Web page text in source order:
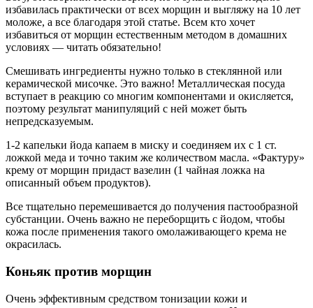
избавилась практически от всех морщин и выгляжу на 10 лет
моложе, а все благодаря этой статье. Всем кто хочет
избавиться от морщин естественным методом в домашних
условиях — читать обязательно!
Смешивать ингредиенты нужно только в стеклянной или
керамической мисочке. Это важно! Металлическая посуда
вступает в реакцию со многим компонентами и окисляется,
поэтому результат манипуляций с ней может быть
непредсказуемым.
1-2 капельки йода капаем в миску и соединяем их с 1 ст.
ложкой меда и точно таким же количеством масла. «Фактуру»
крему от морщин придаст вазелин (1 чайная ложка на
описанный объем продуктов).
Все тщательно перемешивается до получения пастообразной
субстанции. Очень важно не переборщить с йодом, чтобы
кожа после применения такого омолаживающего крема не
окрасилась.
Коньяк против морщин
Очень эффективным средством тонизации кожи и